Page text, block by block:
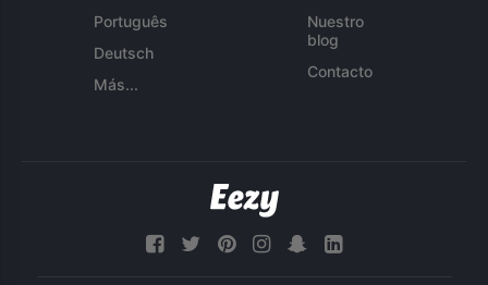
Português
Deutsch
Más...
Nuestro
blog
Contacto